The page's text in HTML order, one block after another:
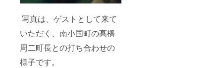
写真は、ゲストとして来て
いただく、南小国町の髙橋
周二町長との打ち合わせの
様子です。